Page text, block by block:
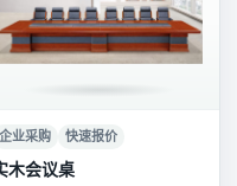
企业采购 快速报价
木会议桌